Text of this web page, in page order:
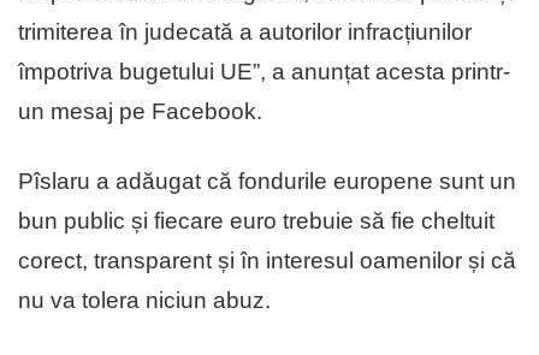
trimiterea în judecată a autorilor infracțiunilor
împotriva bugetului UE”, a anunțat acesta printr-
un mesaj pe Facebook.
Pîslaru a adăugat că fondurile europene sunt un
bun public și fiecare euro trebuie să fie cheltuit
corect, transparent și în interesul oamenilor și că
nu va tolera niciun abuz.